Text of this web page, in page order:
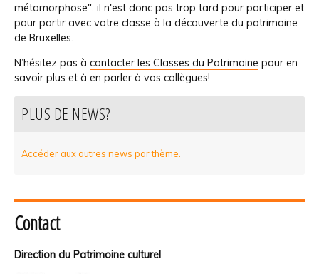
métamorphose". il n'est donc pas trop tard pour participer et
pour partir avec votre classe à la découverte du patrimoine
de Bruxelles.
N’hésitez pas à contacter les Classes du Patrimoine pour en
savoir plus et à en parler à vos collègues!
PLUS DE NEWS?
Accéder aux autres news par thème.
Contact
Direction du Patrimoine culturel